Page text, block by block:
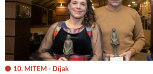
10. MITEM - Díjak